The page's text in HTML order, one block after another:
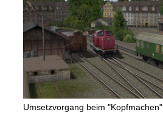
Umsetzvorgang beim "Kopfmachen".